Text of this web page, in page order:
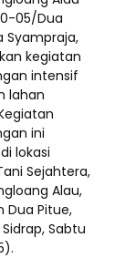
05/Dua
Syampraja,
kegiatan
intensif
lahan
ini
lokasi
Sejahtera,
Alau,
Dua Pitue,
Sabtu